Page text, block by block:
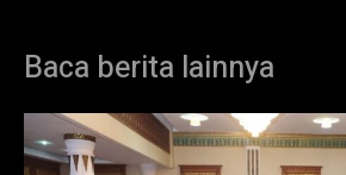
Baca berita lainnya